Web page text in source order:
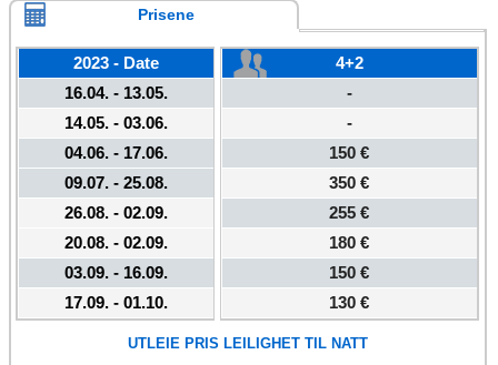
Prisene
UTLEIE PRIS LEILIGHET TIL NATT